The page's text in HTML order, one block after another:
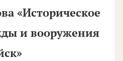
«Историческое
и вооружения